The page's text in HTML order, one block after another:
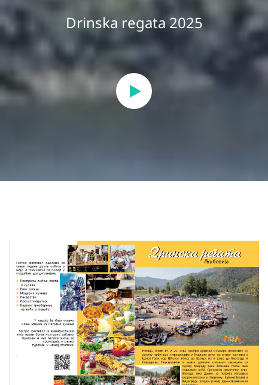
Drinska regata 2025